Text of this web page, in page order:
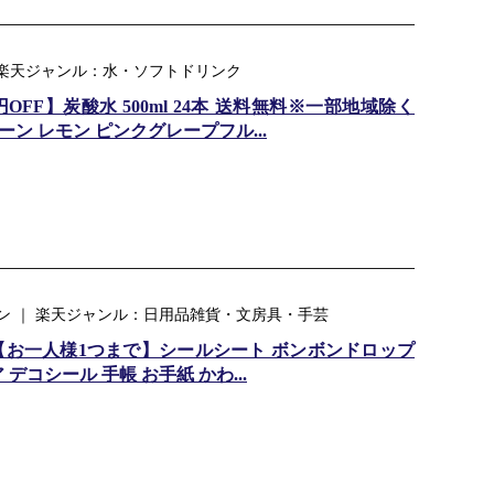
ジャンル：水・ソフトドリンク
】炭酸水 500ml 24本 送料無料※一部地域除く
ン レモン ピンクグレープフル...
｜ 楽天ジャンル：日用品雑貨・文房具・手芸
一人様1つまで】シールシート ボンボンドロップ
コシール 手帳 お手紙 かわ...